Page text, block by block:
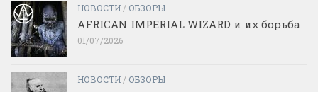
НОВОСТИ/ ОБЗОРЫ
AFRICAN IMPERIAL WIZARD и их борьба
01/07/2026
НОВОСТИ/ ОБЗОРЫ